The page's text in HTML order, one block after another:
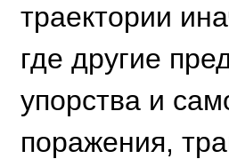
траектории
где другие
упорства и
поражения,